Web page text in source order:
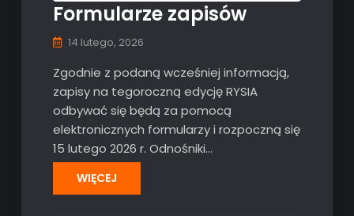
Formularze zapisów
14 lutego, 2026
Zgodnie z podaną wcześniej informacją,
zapisy na tegoroczną edycję RYSIA
odbywać się będą za pomocą
elektronicznych formularzy i rozpoczną się
15 lutego 2026 r. Odnośniki…
WIĘCEJ